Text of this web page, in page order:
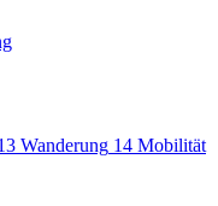
Wanderung 14 Mobilität